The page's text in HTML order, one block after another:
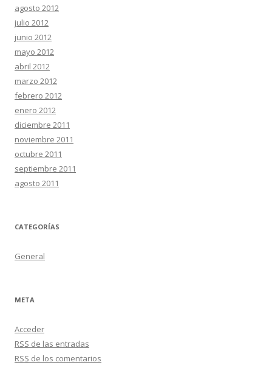
agosto 2012
julio 2012
junio 2012
mayo 2012
abril 2012
marzo 2012
febrero 2012
enero 2012
diciembre 2011
noviembre 2011
octubre 2011
septiembre 2011
agosto 2011
CATEGORÍAS
General
META
Acceder
RSS de las entradas
RSS de los comentarios